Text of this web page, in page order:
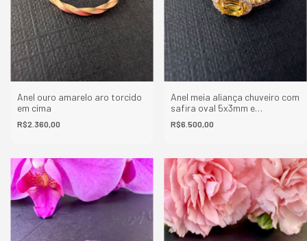
Anel ouro amarelo aro torcido
em cima
R$2.360,00
Anel meia aliança chuveiro com
safira oval 5x3mm e
diamantes
R$6.500,00